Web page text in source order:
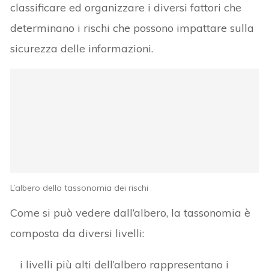
classificare ed organizzare i diversi fattori che
determinano i rischi che possono impattare sulla
sicurezza delle informazioni.
L’albero della tassonomia dei rischi
Come si può vedere dall’albero, la tassonomia è
composta da diversi livelli:
i livelli più alti dell’albero rappresentano i